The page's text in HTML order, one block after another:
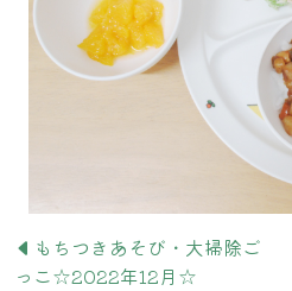
もちつきあそび・大掃除ご
っこ☆2022年12月☆